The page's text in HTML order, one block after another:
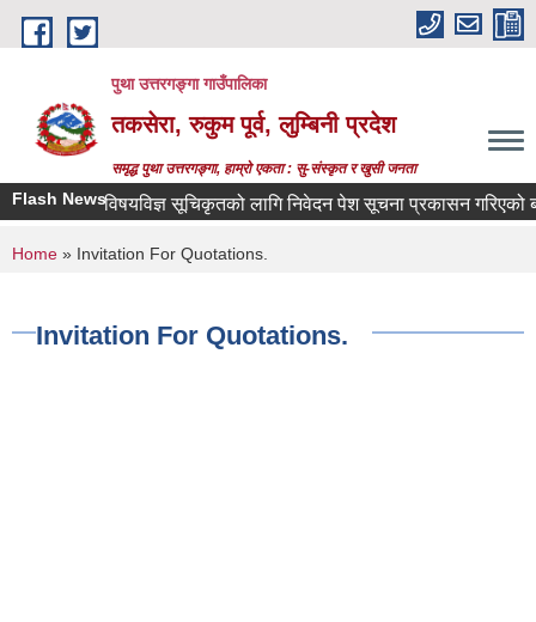
Skip to main content
पुथा उत्तरगङ्गा गाउँपालिका
तकसेरा, रुकुम पूर्व, लुम्बिनी प्रदेश
समृद्ध पुथा उत्तरगङ्गा, हाम्रो एकता : सु-संस्कृत र खुसी जनता
Flash Newsविषयविज्ञ सूचिकृतको लागि निवेदन पेश सूचना प्रकासन गरिएको बारे
You are here
Home » Invitation For Quotations.
Invitation For Quotations.